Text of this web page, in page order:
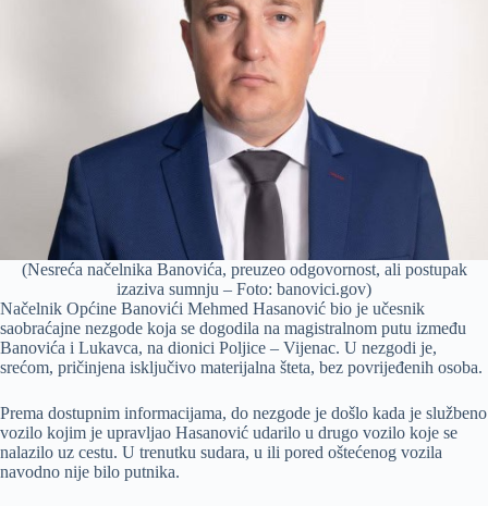
(Nesreća načelnika Banovića, preuzeo odgovornost, ali postupak
izaziva sumnju – Foto: banovici.gov)
Načelnik Općine Banovići Mehmed Hasanović bio je učesnik
saobraćajne nezgode koja se dogodila na magistralnom putu između
Banovića i Lukavca, na dionici Poljice – Vijenac. U nezgodi je,
srećom, pričinjena isključivo materijalna šteta, bez povrijeđenih osoba.
Prema dostupnim informacijama, do nezgode je došlo kada je službeno
vozilo kojim je upravljao Hasanović udarilo u drugo vozilo koje se
nalazilo uz cestu. U trenutku sudara, u ili pored oštećenog vozila
navodno nije bilo putnika.